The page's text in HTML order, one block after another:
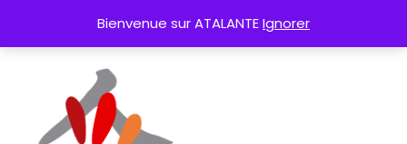
Bienvenue sur ATALANTEIgnorer
contenu
Création de Logo Charte graphique